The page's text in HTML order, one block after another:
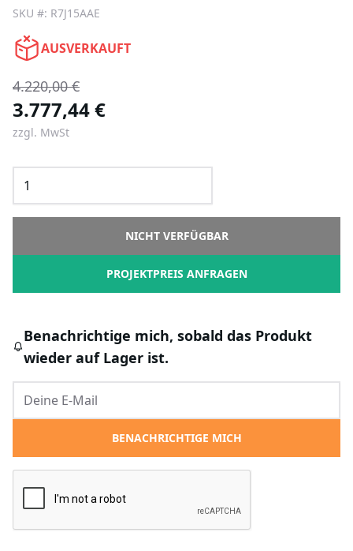
SKU #: R7J15AAE
AUSVERKAUFT
4.220,00 €
3.777,44 €
zzgl. MwSt
NICHT VERFÜGBAR
PROJEKTPREIS ANFRAGEN
Benachrichtige mich, sobald das Produkt
wieder auf Lager ist.
BENACHRICHTIGE MICH